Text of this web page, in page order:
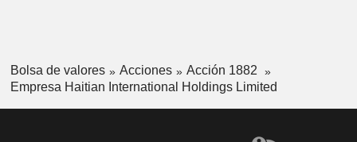
Bolsa de valores Acciones
Acción 1882
Empresa Haitian International Holdings Limited